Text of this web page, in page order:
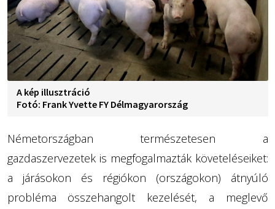
A kép illusztráció
Fotó: Frank Yvette FY Délmagyarország
Németországban természetesen a
gazdaszervezetek is megfogalmazták követeléseiket:
a járásokon és régiókon (országokon) átnyúló
probléma összehangolt kezelését, a meglevő